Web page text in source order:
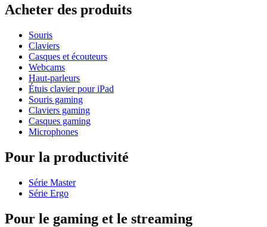
Acheter des produits
Souris
Claviers
Casques et écouteurs
Webcams
Haut-parleurs
Étuis clavier pour iPad
Souris gaming
Claviers gaming
Casques gaming
Microphones
Pour la productivité
Série Master
Série Ergo
Pour le gaming et le streaming